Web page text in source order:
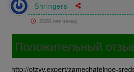
Shringers
2026 лет назад
Положительный
http://otzyv.expert/zamechatelnoe-